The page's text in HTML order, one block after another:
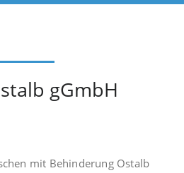
gGmbH
mit Behinderung Ostalb